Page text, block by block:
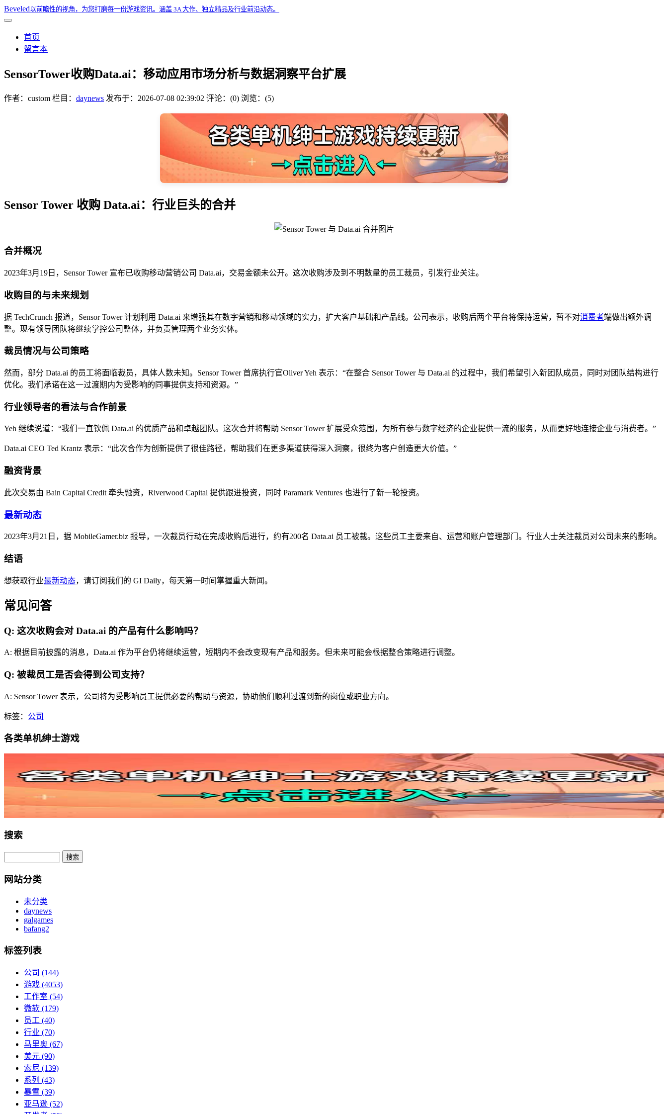
Beveled以前瞻性的视角，为您打磨每一份游戏资讯。涵盖 3A 大作、独立精品及行业前沿动态。
首页
留言本
SensorTower收购Data.ai：移动应用市场分析与数据洞察平台扩展
作者： custom 栏目： daynews 发布于： 2026-07-08 02:39:02 评论：(0) 浏览：(5)
Sensor Tower 收购 Data.ai：行业巨头的合并
合并概况
2023年3月19日，Sensor Tower 宣布已收购移动营销公司 Data.ai，交易金额未公开。这次收购涉及到不明数量的员工裁员，引发行业关注。
收购目的与未来规划
据 TechCrunch 报道，Sensor Tower 计划利用 Data.ai 来增强其在数字营销和移动领域的实力，扩大客户基础和产品线。公司表示，收购后两个平台将保持运营，暂不对消费者端做出额外调
整。现有领导团队将继续掌控公司整体，并负责管理两个业务实体。
裁员情况与公司策略
然而，部分 Data.ai 的员工将面临裁员，具体人数未知。Sensor Tower 首席执行官Oliver Yeh 表示：“在整合 Sensor Tower 与 Data.ai 的过程中，我们希望引入新团队成员，同时对团队结构进行
优化。我们承诺在这一过渡期内为受影响的同事提供支持和资源。”
行业领导者的看法与合作前景
Yeh 继续说道：“我们一直钦佩 Data.ai 的优质产品和卓越团队。这次合并将帮助 Sensor Tower 扩展受众范围，为所有参与数字经济的企业提供一流的服务，从而更好地连接企业与消费者。”
Data.ai CEO Ted Krantz 表示：“此次合作为创新提供了很佳路径，帮助我们在更多渠道获得深入洞察，很终为客户创造更大价值。”
融资背景
此次交易由 Bain Capital Credit 牵头融资，Riverwood Capital 提供跟进投资，同时 Paramark Ventures 也进行了新一轮投资。
最新动态
2023年3月21日，据 MobileGamer.biz 报导，一次裁员行动在完成收购后进行，约有200名 Data.ai 员工被裁。这些员工主要来自、运营和账户管理部门。行业人士关注裁员对公司未来的影响。
结语
想获取行业最新动态，请订阅我们的 GI Daily，每天第一时间掌握重大新闻。
常见问答
Q: 这次收购会对 Data.ai 的产品有什么影响吗？
A: 根据目前披露的消息，Data.ai 作为平台仍将继续运营，短期内不会改变现有产品和服务。但未来可能会根据整合策略进行调整。
Q: 被裁员工是否会得到公司支持？
A: Sensor Tower 表示，公司将为受影响员工提供必要的帮助与资源，协助他们顺利过渡到新的岗位或职业方向。
标签： 公司
各类单机绅士游戏
搜索
网站分类
未分类
daynews
galgames
bafang2
标签列表
公司 (144)
游戏 (4053)
工作室 (54)
微软 (179)
员工 (40)
行业 (70)
马里奥 (67)
美元 (90)
索尼 (139)
系列 (43)
暴雪 (39)
亚马逊 (52)